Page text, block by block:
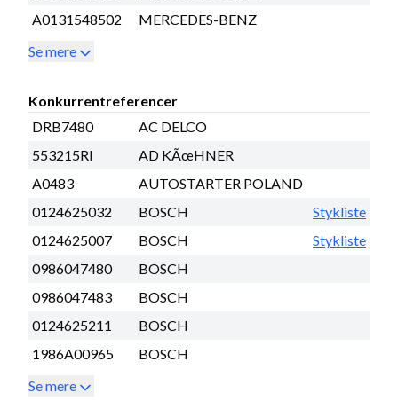
A0131548502
MERCEDES-BENZ
Se mere
Konkurrentreferencer
DRB7480
AC DELCO
553215RI
AD KÃœHNER
A0483
AUTOSTARTER POLAND
0124625032
BOSCH
Stykliste
0124625007
BOSCH
Stykliste
0986047480
BOSCH
0986047483
BOSCH
0124625211
BOSCH
1986A00965
BOSCH
Se mere